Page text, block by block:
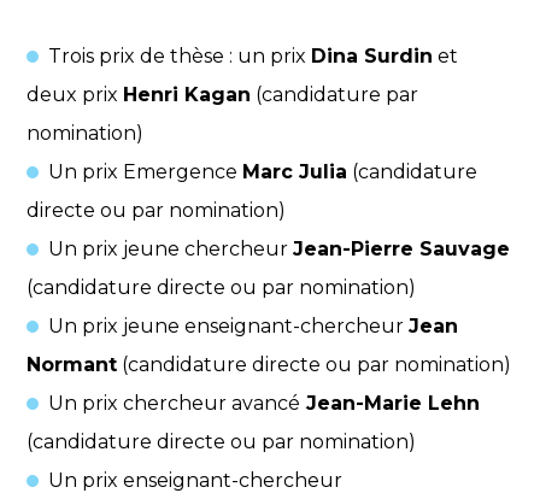
Trois prix de thèse : un prix Dina Surdin et
deux prix Henri Kagan (candidature par
nomination)
Un prix Emergence Marc Julia (candidature
directe ou par nomination)
Un prix jeune chercheurJean-Pierre Sauvage
(candidature directe ou par nomination)
Un prix jeune enseignant-chercheurJean
Normant (candidature directe ou par nomination)
Un prix chercheur avancé Jean-Marie Lehn
(candidature directe ou par nomination)
Un prix enseignant-chercheur